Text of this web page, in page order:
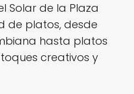
Solar de la Plaza
de platos, desde
hasta platos
creativos y